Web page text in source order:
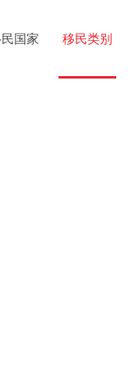
国家 移民类别